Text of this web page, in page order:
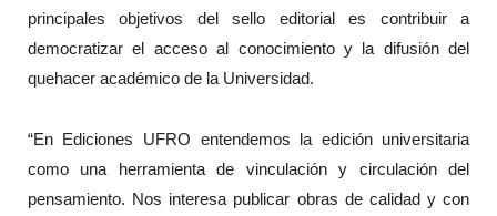
principales objetivos del sello editorial es contribuir a
democratizar el acceso al conocimiento y la difusión del
quehacer académico de la Universidad.
“En Ediciones UFRO entendemos la edición universitaria
como una herramienta de vinculación y circulación del
pensamiento. Nos interesa publicar obras de calidad y con